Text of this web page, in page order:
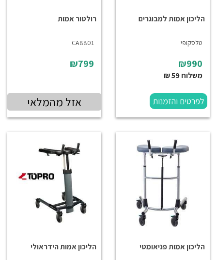
הליכון אמות למבוגרים
טלסקופי
₪990
משלוח 59 ₪
לפרטים והזמנות
רולטור אמות
CA8801
₪799
אזל מהמלאי
הליכון אמות פניאומטי
הליכון אמות הידראולי